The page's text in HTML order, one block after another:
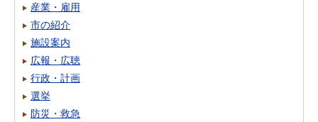
産業・雇用
市の紹介
施設案内
広報・広聴
行政・計画
選挙
防災・救急